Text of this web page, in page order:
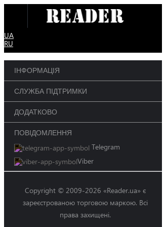
UA
RU
ІНФОРМАЦІЯ
СЛУЖБА ПІДТРИМКИ
ДОДАТКОВО
ПОВІДОМЛЕННЯ
Telegram
Viber
Copyright © 2009-2026 «Reader.ua» є
зареєстрованою торговою маркою. Всі
права захищені.